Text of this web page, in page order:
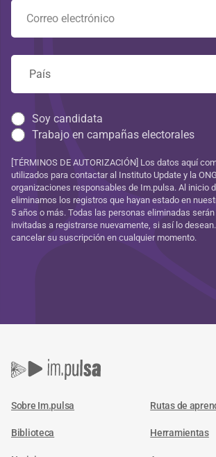
Soy candidata
Trabajo en campañas electorales
[TÉRMINOS DE AUTORIZACIÓN] Los datos aquí
utilizados para contactar al Instituto Update y la
organizaciones responsables de Im.pulsa. Al inicio
eliminamos los registros que hayan estado en
5 años o más. Todas las personas eliminadas
invitadas a registrarse nuevamente, si así lo
cancelar su suscripción en cualquier momento.
Sobre Im.pulsa Rutas de
Biblioteca Herramientas